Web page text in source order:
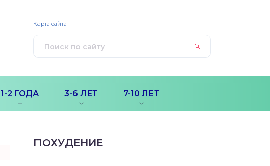
1-2 ГОДА 3-6 ЛЕТ 7-10 ЛЕТ
Карта сайта
ПОХУДЕНИЕ